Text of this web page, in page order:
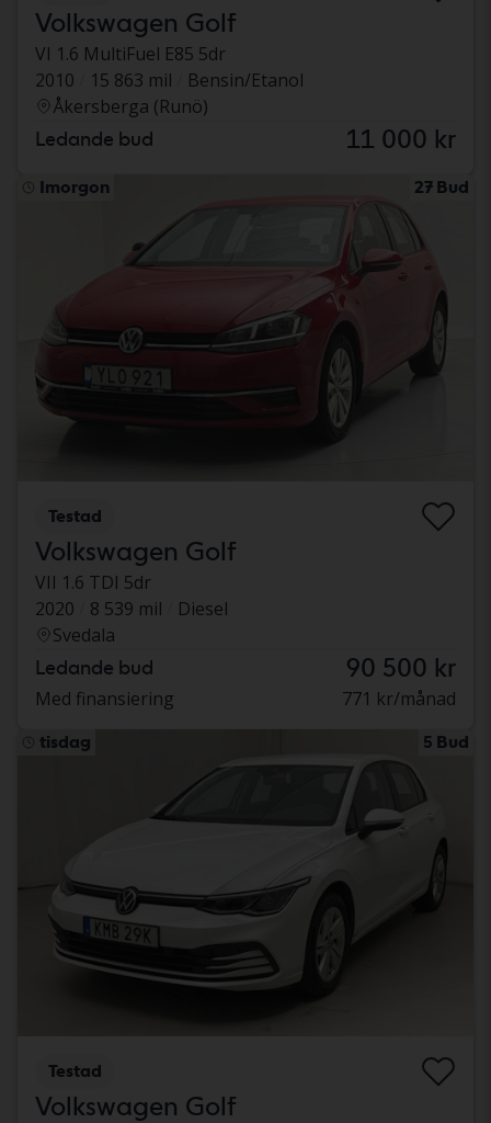
Volkswagen Golf
VI 1.6 MultiFuel E85 5dr
2010
15 863 mil
Bensin/Etanol
Åkersberga (Runö)
Ledande bud 11 000 kr
Imorgon 27 Bud
Testad
Volkswagen Golf
VII 1.6 TDI 5dr
2020
8 539 mil
Diesel
Svedala
Ledande bud 90 500 kr
Med finansiering 771 kr/månad
tisdag 5 Bud
Testad
Volkswagen Golf